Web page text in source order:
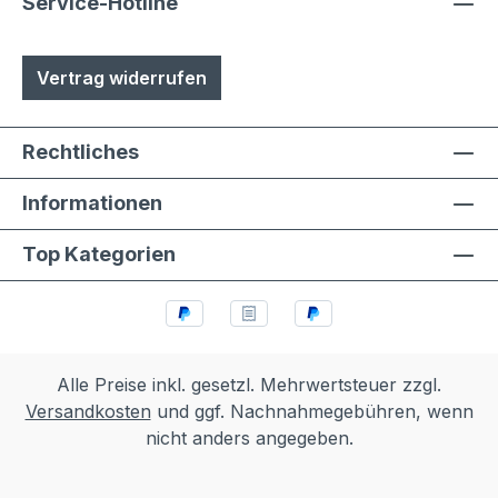
Vertrag widerrufen
Rechtliches
Informationen
Top Kategorien
Alle Preise inkl. gesetzl. Mehrwertsteuer zzgl.
Versandkosten und ggf. Nachnahmegebühren, wenn
nicht anders angegeben.